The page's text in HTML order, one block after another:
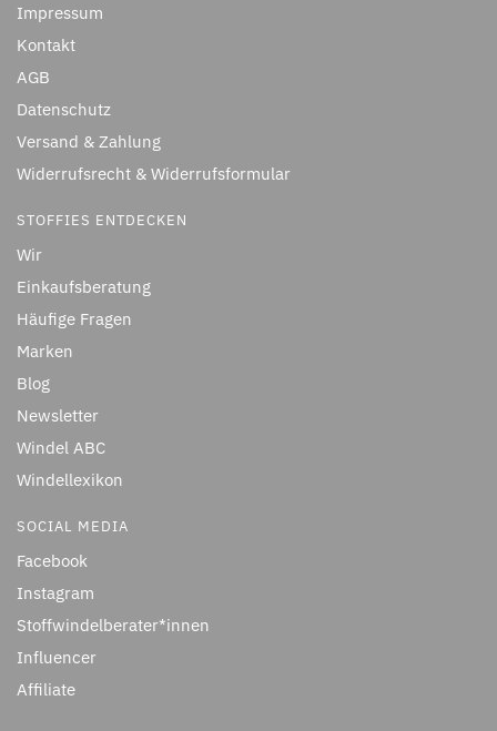
Impressum
Kontakt
AGB
Datenschutz
Versand & Zahlung
Widerrufsrecht & Widerrufsformular
STOFFIES ENTDECKEN
Wir
Einkaufsberatung
Häufige Fragen
Marken
Blog
Newsletter
Windel ABC
Windellexikon
SOCIAL MEDIA
Facebook
Instagram
Stoffwindelberater*innen
Influencer
Affiliate